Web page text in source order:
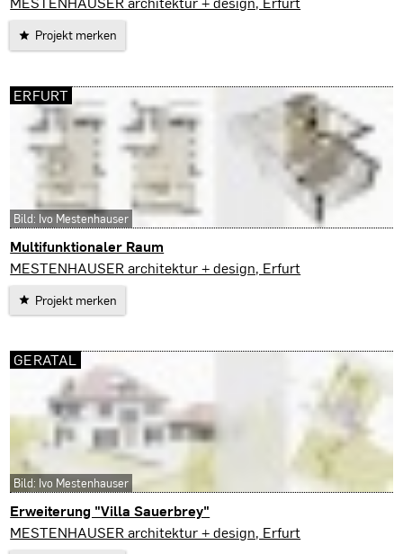
Projekt merken
Multifunktionaler Raum
Erfurt
MESTENHAUSER architektur + design, Erfurt
Projekt merken
ERFURT
Bild: Ivo Mestenhauser
Erweiterung "Villa Sauerbrey"
Geratal
MESTENHAUSER architektur + design, Erfurt
GERATAL
Bild: Ivo Mestenhauser